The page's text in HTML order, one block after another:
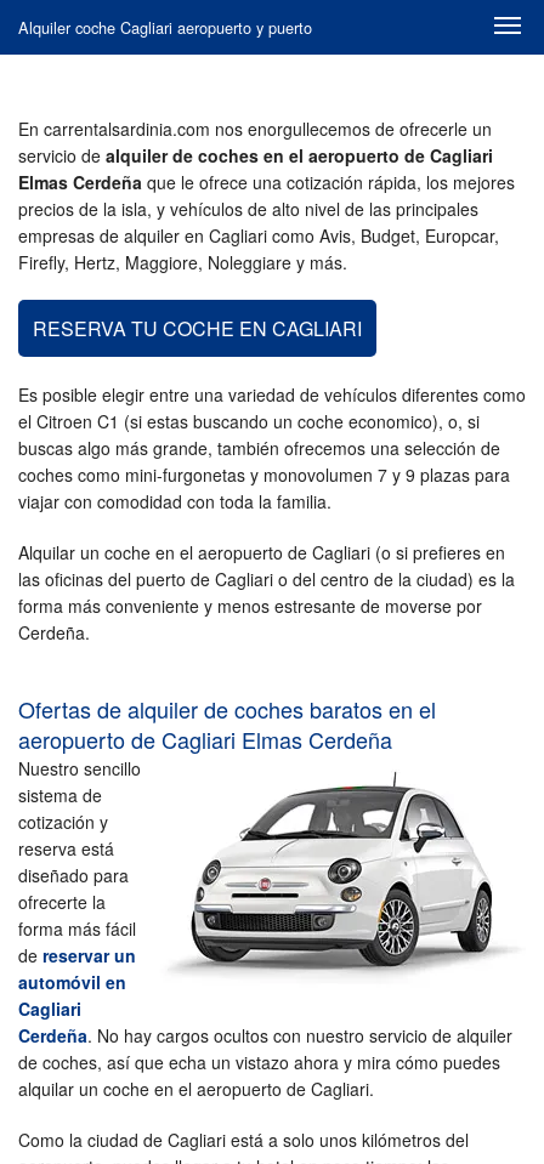
Alquiler coche Cagliari aeropuerto y puerto
En carrentalsardinia.com nos enorgullecemos de ofrecerle un
servicio de alquiler de coches en el aeropuerto de Cagliari
Elmas Cerdeña que le ofrece una cotización rápida, los mejores
precios de la isla, y vehículos de alto nivel de las principales
empresas de alquiler en Cagliari como Avis, Budget, Europcar,
Firefly, Hertz, Maggiore, Noleggiare y más.
RESERVA TU COCHE EN CAGLIARI
Es posible elegir entre una variedad de vehículos diferentes como
el Citroen C1 (si estas buscando un coche economico), o, si
buscas algo más grande, también ofrecemos una selección de
coches como mini-furgonetas y monovolumen 7 y 9 plazas para
viajar con comodidad con toda la familia.
Alquilar un coche en el aeropuerto de Cagliari (o si prefieres en
las oficinas del puerto de Cagliari o del centro de la ciudad) es la
forma más conveniente y menos estresante de moverse por
Cerdeña.
Ofertas de alquiler de coches baratos en el
aeropuerto de Cagliari Elmas Cerdeña
Nuestro sencillo
sistema de
cotización y
reserva está
diseñado para
ofrecerte la
forma más fácil
de reservar un
automóvil en
Cagliari
Cerdeña. No hay cargos ocultos con nuestro servicio de alquiler
de coches, así que echa un vistazo ahora y mira cómo puedes
alquilar un coche en el aeropuerto de Cagliari.
Como la ciudad de Cagliari está a solo unos kilómetros del